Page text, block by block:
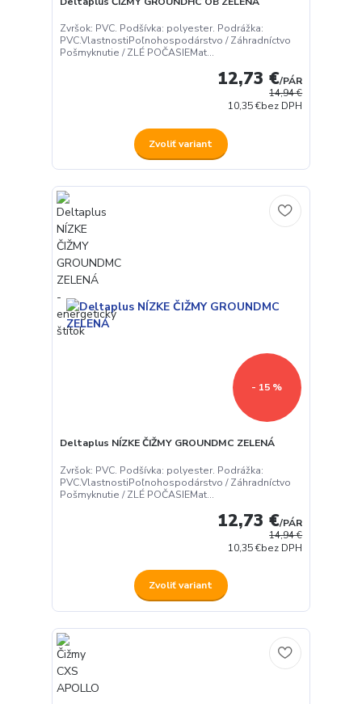
Zvršok: PVC. Podšívka: polyester. Podrážka:
PVC.VlastnostiPoľnohospodárstvo / Záhradníctvo
Pošmyknutie / ZLÉ POČASIEMat...
14,94 €
12,73 €/PÁR
10,35 €bez DPH
Zvoliť variant
- 15 %
Deltaplus NÍZKE ČIŽMY GROUNDMC ZELENÁ
Zvršok: PVC. Podšívka: polyester. Podrážka:
PVC.VlastnostiPoľnohospodárstvo / Záhradníctvo
Pošmyknutie / ZLÉ POČASIEMat...
14,94 €
12,73 €/PÁR
10,35 €bez DPH
Zvoliť variant